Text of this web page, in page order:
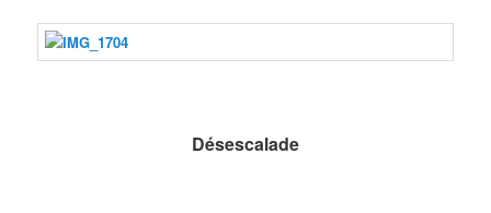
Désescalade